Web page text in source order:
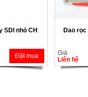
SDI nhỏ CH
Đặt mua
Dao rọc
Giá
Liên hệ